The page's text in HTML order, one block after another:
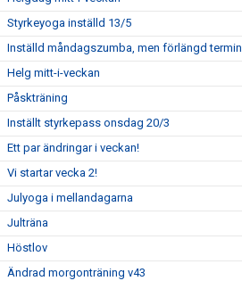
Styrkeyoga inställd 13/5
Inställd måndagszumba, men förlängd termin
Helg mitt-i-veckan
Påskträning
Inställt styrkepass onsdag 20/3
Ett par ändringar i veckan!
Vi startar vecka 2!
Julyoga i mellandagarna
Julträna
Höstlov
Ändrad morgonträning v43